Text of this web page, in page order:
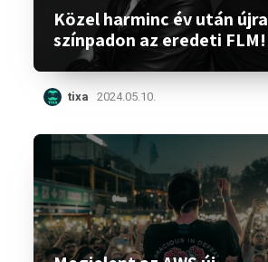
Közel harminc év után újra
színpadon az eredeti FLM!
tixa 2024.05.10.